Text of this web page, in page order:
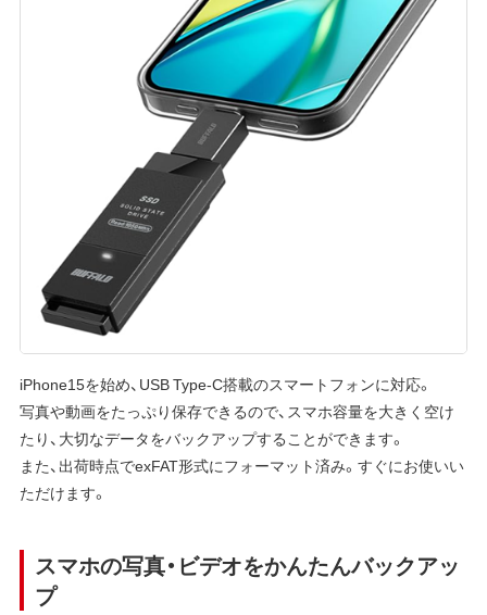
iPhone15を始め、USB Type-C搭載のスマートフォンに対応。
写真や動画をたっぷり保存できるので、スマホ容量を大きく空け
たり、大切なデータをバックアップすることができます。
また、出荷時点でexFAT形式にフォーマット済み。すぐにお使いい
ただけます。
スマホの写真・ビデオをかんたんバックアッ
プ